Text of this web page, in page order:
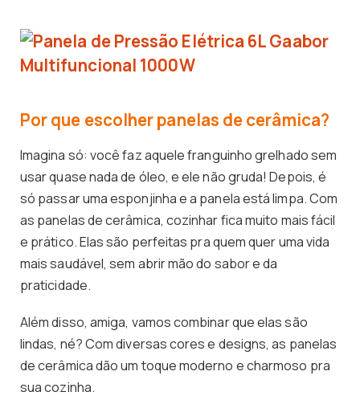
Por que escolher panelas de cerâmica?
Imagina só: você faz aquele franguinho grelhado sem
usar quase nada de óleo, e ele não gruda! Depois, é
só passar uma esponjinha e a panela está limpa. Com
as panelas de cerâmica, cozinhar fica muito mais fácil
e prático. Elas são perfeitas pra quem quer uma vida
mais saudável, sem abrir mão do sabor e da
praticidade.
Além disso, amiga, vamos combinar que elas são
lindas, né? Com diversas cores e designs, as panelas
de cerâmica dão um toque moderno e charmoso pra
sua cozinha.